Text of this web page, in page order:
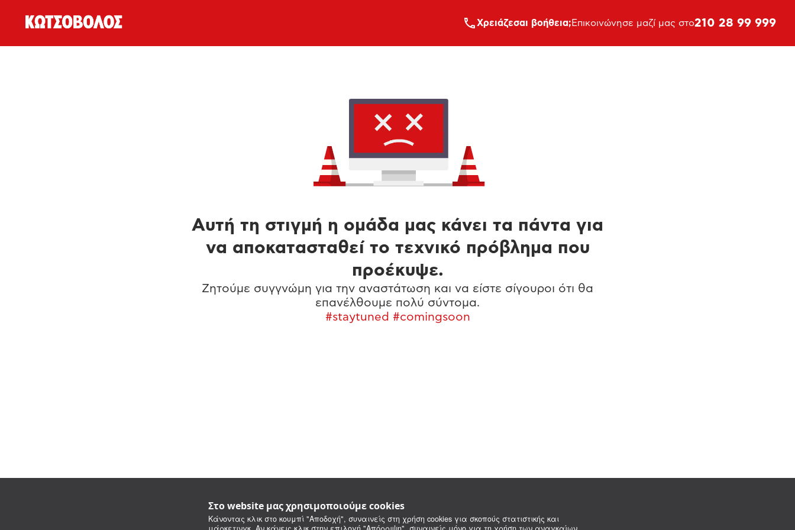
Στο website μας χρησιμοποιούμε cookies
Κάνοντας κλικ στο κουμπί "Αποδοχή", συναινείς στη χρήση cookies για σκοπούς στατιστικής και
Xρειάζεσαι βοήθεια; Επικοινώνησε μαζί μας στο210 28 99 999
Αυτή τη στιγμή η ομάδα μας κάνει τα πάντα για
να αποκατασταθεί το τεχνικό πρόβλημα που
προέκυψε.
Ζητούμε συγγνώμη για την αναστάτωση και να είστε σίγουροι ότι θα
επανέλθουμε πολύ σύντομα.
#staytuned #comingsoon